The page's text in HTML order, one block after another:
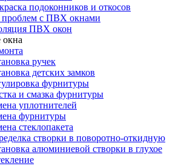
подоконников и откосов
проблем с ПВХ окнами
ПВХ окон
ручек
детских замков
фурнитуры
и смазка фурнитуры
уплотнителей
фурнитуры
стеклопакета
створки в поворотно-откидную
алюминиевой створки в глухое